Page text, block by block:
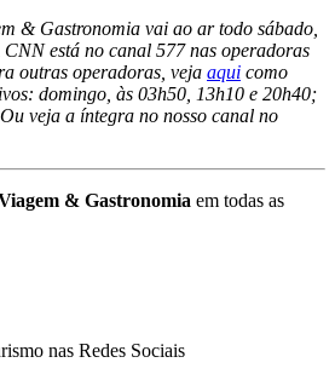
& Gastronomia vai ao ar todo sábado,
está no canal 577 nas operadoras
outras operadoras, veja aqui como
domingo, às 03h50, 13h10 e 20h40;
veja a íntegra no nosso canal no
& Gastronomia em todas as
nas Redes Sociais